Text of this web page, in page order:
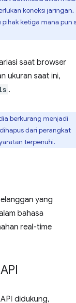
koneksi jaringan.
ketiga mana pun
saat browser
ukuran saat ini,
.
berkurang menjadi
dari perangkat
terpenuhi.
yang
bahasa
real-time
didukung,